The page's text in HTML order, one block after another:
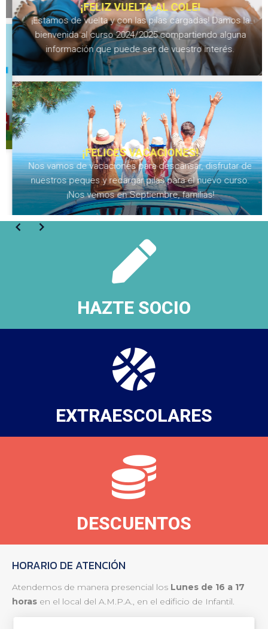
¡FELIZ VUELTA AL COLE!
¡Estamos de vuelta y con las pilas cargadas! Damos la
bienvenida al curso 2024/2025 compartiendo alguna
información que puede ser de vuestro interés.
¡FELICES VACACIONES!
Nos vamos de vacaciones para descansar, disfrutar de
nuestros peques y recargar pilas para el nuevo curso.
¡Nos vemos en Septiembre, familias!
HAZTE SOCIO
EXTRAESCOLARES
DESCUENTOS
HORARIO DE ATENCIÓN
Atendemos de manera presencial los Lunes de 16 a 17
horas en el local del A.M.P.A., en el edificio de Infantil.